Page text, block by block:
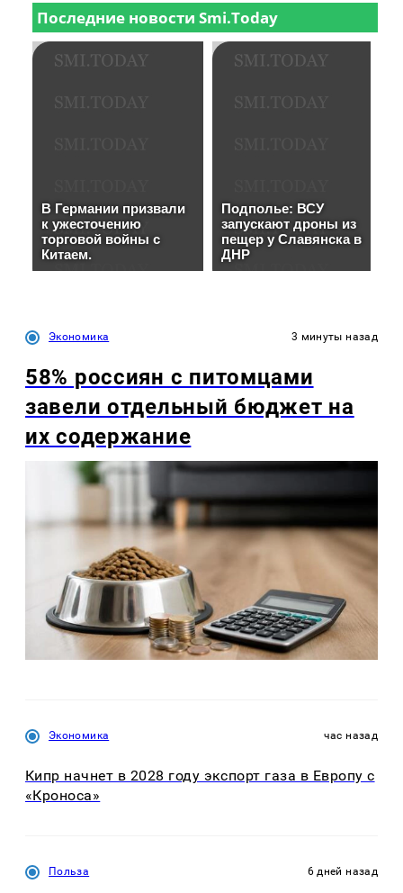
Экономика 3 минуты назад
58% россиян с питомцами
завели отдельный бюджет на
их содержание
Экономика час назад
Кипр начнет в 2028 году экспорт газа в Европу с
«Кроноса»
Польза 6 дней назад